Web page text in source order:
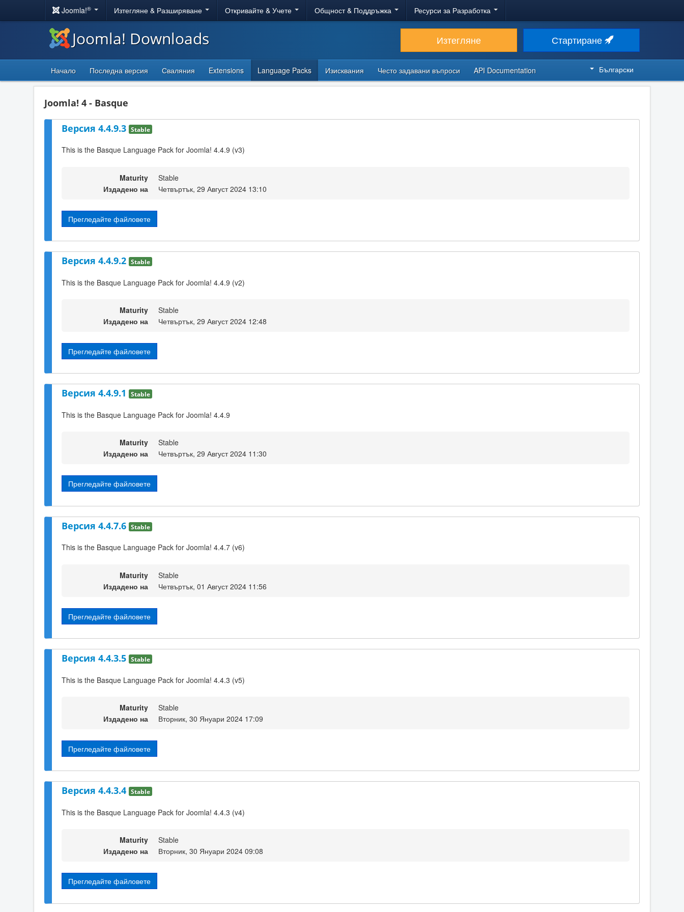
Joomla!® Изтегляне & Разширяване Откривайте & Учете Общност & Поддръжка Ресурси за Разработка
Joomla! Downloads Изтегляне Стартиране
Начало Последна версия Сваляния Extensions Language Packs Изисквания Често задавани въпроси API Documentation Български
Joomla! 4 - Basque
Версия 4.4.9.3 Stable
This is the Basque Language Pack for Joomla! 4.4.9 (v3)
Maturity
Stable
Издадено на
Четвъртък, 29 Август 2024 13:10
Прегледайте файловете
Версия 4.4.9.2 Stable
This is the Basque Language Pack for Joomla! 4.4.9 (v2)
Maturity
Stable
Издадено на
Четвъртък, 29 Август 2024 12:48
Прегледайте файловете
Версия 4.4.9.1 Stable
This is the Basque Language Pack for Joomla! 4.4.9
Maturity
Stable
Издадено на
Четвъртък, 29 Август 2024 11:30
Прегледайте файловете
Версия 4.4.7.6 Stable
This is the Basque Language Pack for Joomla! 4.4.7 (v6)
Maturity
Stable
Издадено на
Четвъртък, 01 Август 2024 11:56
Прегледайте файловете
Версия 4.4.3.5 Stable
This is the Basque Language Pack for Joomla! 4.4.3 (v5)
Maturity
Stable
Издадено на
Вторник, 30 Януари 2024 17:09
Прегледайте файловете
Версия 4.4.3.4 Stable
This is the Basque Language Pack for Joomla! 4.4.3 (v4)
Maturity
Stable
Издадено на
Вторник, 30 Януари 2024 09:08
Прегледайте файловете